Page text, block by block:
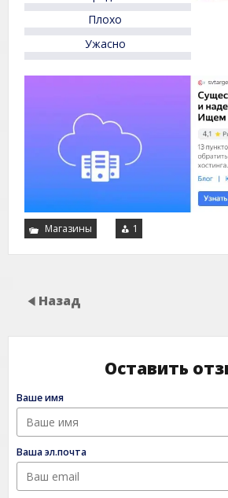
Плохо
Ужасно
Магазины 1
Назад
Оставить
Ваше имя
Ваша эл.почта